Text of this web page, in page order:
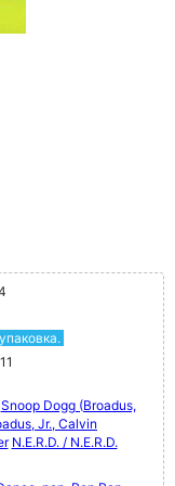
Snoop Dogg (Broadus,
Jr., Calvin
N.E.R.D. / N.E.R.D.